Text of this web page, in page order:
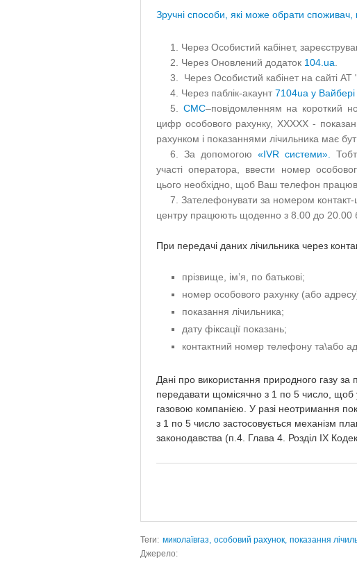
Зручні способи, які може обрати
Через Особистий кабінет,
Через Оновлений додаток 104.ua
Через Особистий кабінет на сайті АТ
Через паблік-акаунт 7104ua у Вайбері
СМС–повідомленням на короткий
цифр особового рахунку, ХХХХХ -
рахунком і показаннями лічильника має
За допомогою «IVR системи».
участі оператора, ввести номер
цього необхідно, щоб Ваш телефон
Зателефонувати за номером контакт-
центру працюють щоденно з 8.00 до 20.00
При передачі даних лічильника через
прізвище, ім’я, по батькові;
номер особового рахунку (або
показання лічильника;
дату фіксації показань;
контактний номер телефону та\або
Дані про використання природного газу
передавати щомісячно з 1 по 5 число, щоб
газовою компанією. У разі неотримання
з 1 по 5 число застосовується механізм
законодавства (п.4. Глава 4. Розділ ІХ
Теги: миколаївгаз, особовий рахунок, показання
Джерело: